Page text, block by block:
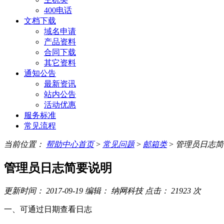
400电话
文档下载
域名申请
产品资料
合同下载
其它资料
通知公告
最新资讯
站内公告
活动优惠
服务标准
常见流程
当前位置： 帮助中心首页> 常见问题> 邮箱类> 管理员日志
管理员日志简要说明
更新时间： 2017-09-19 编辑： 纳网科技 点击： 21923 次
一、可通过日期查看日志